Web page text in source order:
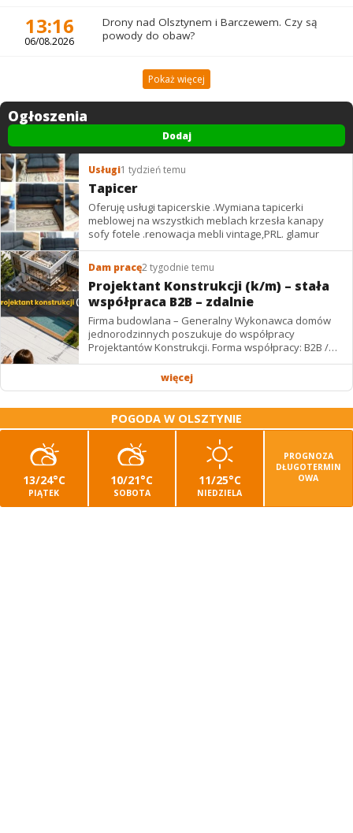
13:16
06/08.2026
Drony nad Olsztynem i Barczewem. Czy są
powody do obaw?
Pokaż więcej
Ogłoszenia
Dodaj
Usługi1 tydzień temu
Tapicer
Oferuję usługi tapicerskie .Wymiana tapicerki
meblowej na wszystkich meblach krzesła kanapy
sofy fotele .renowacja mebli vintage,PRL. glamur
Dam pracę2 tygodnie temu
Projektant Konstrukcji (k/m) – stała
współpraca B2B – zdalnie
Firma budowlana – Generalny Wykonawca domów
jednorodzinnych poszukuje do współpracy
Projektantów Konstrukcji. Forma współpracy: B2B /
podwykonawstwo – zdalnie. Wynagrodzenie: ✔
więcej
POGODA W OLSZTYNIE
13/24°C
PIĄTEK
10/21°C
SOBOTA
11/25°C
NIEDZIELA
PROGNOZA
DŁUGOTERMIN
OWA